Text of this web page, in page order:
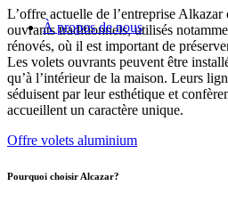
À propos de nous
L’offre actuelle de l’entreprise Alkazar
ouvrants traditionnels, utilisés
rénovés, où il est important de
Les volets ouvrants peuvent être
qu’à l’intérieur de la maison. Leurs
séduisent par leur esthétique et
accueillent un caractère unique.
Offre volets aluminium
Pourquoi choisir Alcazar?